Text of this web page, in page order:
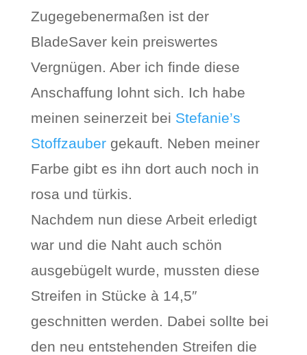
Zugegebenermaßen ist der
BladeSaver kein preiswertes
Vergnügen. Aber ich finde diese
Anschaffung lohnt sich. Ich habe
meinen seinerzeit bei Stefanie’s
Stoffzaubergekauft. Neben meiner
Farbe gibt es ihn dort auch noch in
rosa und türkis.
Nachdem nun diese Arbeit erledigt
war und die Naht auch schön
ausgebügelt wurde, mussten diese
Streifen in Stücke à 14,5″
geschnitten werden. Dabei sollte bei
den neu entstehenden Streifen die